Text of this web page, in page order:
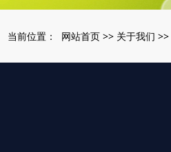
当前位置： 网站首页 >> 关于我们 >>